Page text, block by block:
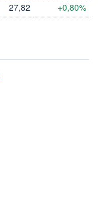
27,82 +0,80%